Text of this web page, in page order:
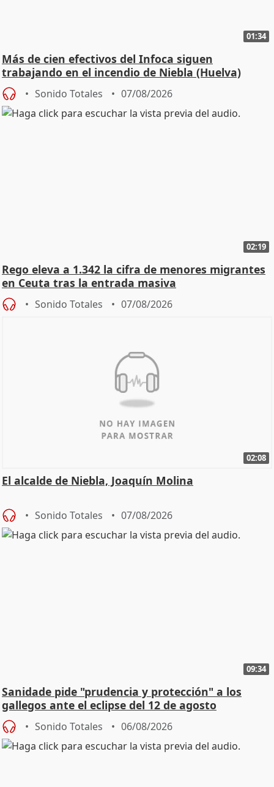
01:34
Más de cien efectivos del Infoca siguen
trabajando en el incendio de Niebla (Huelva)
Sonido Totales 07/08/2026
02:19
Rego eleva a 1.342 la cifra de menores migrantes
en Ceuta tras la entrada masiva
Sonido Totales 07/08/2026
02:08
El alcalde de Niebla, Joaquín Molina
Sonido Totales 07/08/2026
09:34
Sanidade pide "prudencia y protección" a los
gallegos ante el eclipse del 12 de agosto
Sonido Totales 06/08/2026